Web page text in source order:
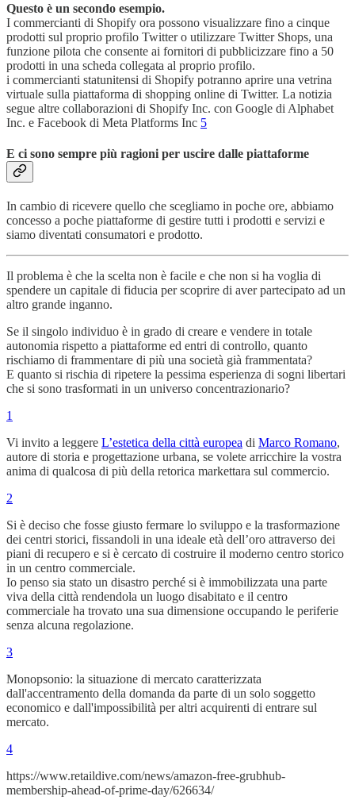
Questo è un secondo esempio.
I commercianti di Shopify ora possono visualizzare fino a cinque
prodotti sul proprio profilo Twitter o utilizzare Twitter Shops, una
funzione pilota che consente ai fornitori di pubblicizzare fino a 50
prodotti in una scheda collegata al proprio profilo.
i commercianti statunitensi di Shopify potranno aprire una vetrina
virtuale sulla piattaforma di shopping online di Twitter. La notizia
segue altre collaborazioni di Shopify Inc. con Google di Alphabet
Inc. e Facebook di Meta Platforms Inc 5
E ci sono sempre più ragioni per uscire dalle piattaforme
In cambio di ricevere quello che scegliamo in poche ore, abbiamo
concesso a poche piattaforme di gestire tutti i prodotti e servizi e
siamo diventati consumatori e prodotto.
Il problema è che la scelta non è facile e che non si ha voglia di
spendere un capitale di fiducia per scoprire di aver partecipato ad un
altro grande inganno.
Se il singolo individuo è in grado di creare e vendere in totale
autonomia rispetto a piattaforme ed entri di controllo, quanto
rischiamo di frammentare di più una società già frammentata?
E quanto si rischia di ripetere la pessima esperienza di sogni libertari
che si sono trasformati in un universo concentrazionario?
1
Vi invito a leggere L’estetica della città europea di Marco Romano,
autore di storia e progettazione urbana, se volete arricchire la vostra
anima di qualcosa di più della retorica markettara sul commercio.
2
Si è deciso che fosse giusto fermare lo sviluppo e la trasformazione
dei centri storici, fissandoli in una ideale età dell’oro attraverso dei
piani di recupero e si è cercato di costruire il moderno centro storico
in un centro commerciale.
Io penso sia stato un disastro perché si è immobilizzata una parte
viva della città rendendola un luogo disabitato e il centro
commerciale ha trovato una sua dimensione occupando le periferie
senza alcuna regolazione.
3
Monopsonio: la situazione di mercato caratterizzata
dall'accentramento della domanda da parte di un solo soggetto
economico e dall'impossibilità per altri acquirenti di entrare sul
mercato.
4
https://www.retaildive.com/news/amazon-free-grubhub-
membership-ahead-of-prime-day/626634/